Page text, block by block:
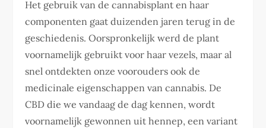
Het gebruik van de cannabisplant en haar
componenten gaat duizenden jaren terug in de
geschiedenis. Oorspronkelijk werd de plant
voornamelijk gebruikt voor haar vezels, maar al
snel ontdekten onze voorouders ook de
medicinale eigenschappen van cannabis. De
CBD die we vandaag de dag kennen, wordt
voornamelijk gewonnen uit hennep, een variant